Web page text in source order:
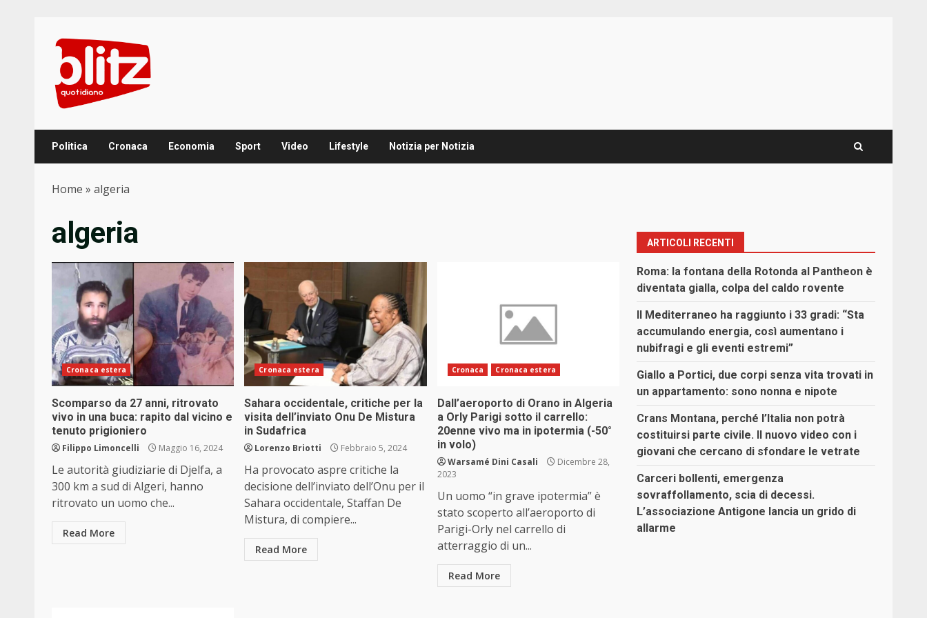
content
Politica Cronaca Economia Sport Video Lifestyle Notizia per Notizia
Home » algeria
algeria
Cronaca estera
Scomparso da 27 anni, ritrovato
vivo in una buca: rapito dal vicino e
tenuto prigioniero
Filippo Limoncelli Maggio 16, 2024
Le autorità giudiziarie di Djelfa, a
300 km a sud di Algeri, hanno
ritrovato un uomo che...
Read More
Cronaca estera
Sahara occidentale, critiche per la
visita dell’inviato Onu De Mistura
in Sudafrica
Lorenzo Briotti Febbraio 5, 2024
Ha provocato aspre critiche la
decisione dell’inviato dell’Onu per il
Sahara occidentale, Staffan De
Mistura, di compiere...
Read More
Cronaca Cronaca estera
Dall’aeroporto di Orano in Algeria
a Orly Parigi sotto il carrello:
20enne vivo ma in ipotermia (-50°
in volo)
Warsamé Dini Casali
Dicembre 28,
2023
Un uomo “in grave ipotermia” è
stato scoperto all’aeroporto di
Parigi-Orly nel carrello di
atterraggio di un...
Read More
ARTICOLI RECENTI
Roma: la fontana della Rotonda al Pantheon è
diventata gialla, colpa del caldo rovente
Il Mediterraneo ha raggiunto i 33 gradi: “Sta
accumulando energia, così aumentano i
nubifragi e gli eventi estremi”
Giallo a Portici, due corpi senza vita trovati in
un appartamento: sono nonna e nipote
Crans Montana, perché l’Italia non potrà
costituirsi parte civile. Il nuovo video con i
giovani che cercano di sfondare le vetrate
Carceri bollenti, emergenza
sovraffollamento, scia di decessi.
L’associazione Antigone lancia un grido di
allarme